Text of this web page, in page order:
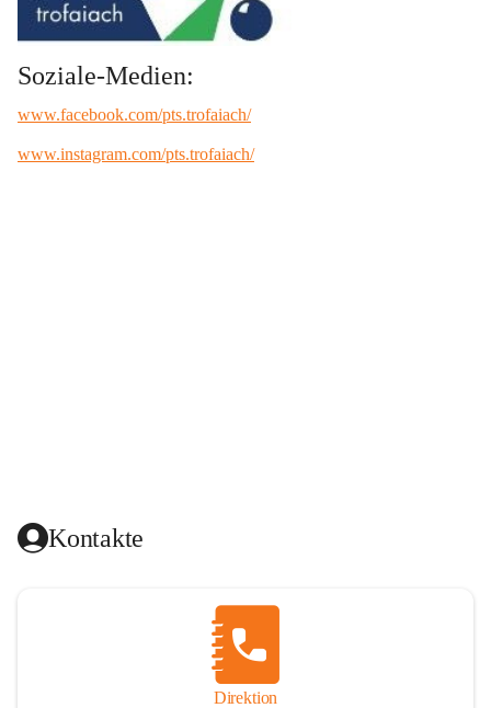
Soziale-Medien:
www.facebook.com/pts.trofaiach/
www.instagram.com/pts.trofaiach/
Kontakte
Direktion